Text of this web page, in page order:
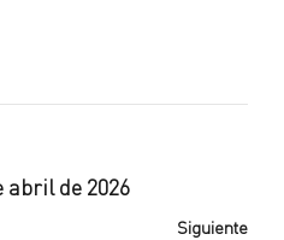
abril de 2026
Siguiente